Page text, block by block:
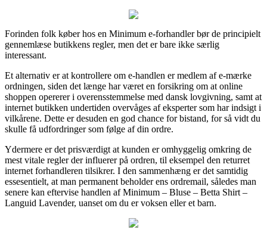
Forinden folk køber hos en Minimum e-forhandler bør de principielt
gennemlæse butikkens regler, men det er bare ikke særlig
interessant.
Et alternativ er at kontrollere om e-handlen er medlem af e-mærke
ordningen, siden det længe har været en forsikring om at online
shoppen opererer i overensstemmelse med dansk lovgivning, samt at
internet butikken undertiden overvåges af eksperter som har indsigt i
vilkårene. Dette er desuden en god chance for bistand, for så vidt du
skulle få udfordringer som følge af din ordre.
Ydermere er det prisværdigt at kunden er omhyggelig omkring de
mest vitale regler der influerer på ordren, til eksempel den returret
internet forhandleren tilsikrer. I den sammenhæng er det samtidig
essesentielt, at man permanent beholder ens ordremail, således man
senere kan eftervise handlen af Minimum – Bluse – Betta Shirt –
Languid Lavender, uanset om du er voksen eller et barn.